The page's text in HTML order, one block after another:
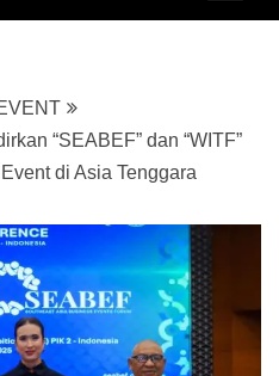
“SEABEF” dan “WITF”
di Asia Tenggara